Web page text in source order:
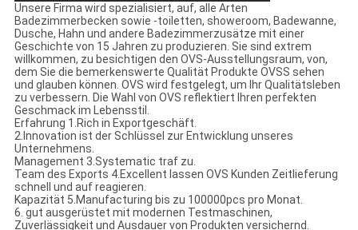
Unsere Firma wird spezialisiert, auf, alle Arten
Badezimmerbecken sowie -toiletten, showeroom, Badewanne,
Dusche, Hahn und andere Badezimmerzusätze mit einer
Geschichte von 15 Jahren zu produzieren. Sie sind extrem
willkommen, zu besichtigen den OVS-Ausstellungsraum, von,
dem Sie die bemerkenswerte Qualität Produkte OVSS sehen
und glauben können. OVS wird festgelegt, um Ihr Qualitätsleben
zu verbessern. Die Wahl von OVS reflektiert Ihren perfekten
Geschmack im Lebensstil.
Erfahrung 1.Rich in Exportgeschäft.
2.Innovation ist der Schlüssel zur Entwicklung unseres
Unternehmens.
Management 3.Systematic traf zu.
Team des Exports 4.Excellent lassen OVS Kunden Zeitlieferung
schnell und auf reagieren.
Kapazität 5.Manufacturing bis zu 100000pcs pro Monat.
6. gut ausgerüstet mit modernen Testmaschinen,
Zuverlässigkeit und Ausdauer von Produkten versichernd.